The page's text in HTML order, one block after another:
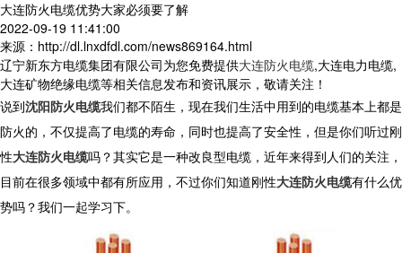
大连防火电缆优势大家必须要了解
2022-09-19 11:41:00
来源：http://dl.lnxdfdl.com/news869164.html
辽宁新东方电缆集团有限公司为您免费提供大连防火电缆,大连电力电缆,
大连矿物绝缘电缆等相关信息发布和资讯展示，敬请关注！
说到沈阳防火电缆我们都不陌生，现在我们生活中用到的电缆基本上都是
防火的，不仅提高了电缆的寿命，同时也提高了安全性，但是你们听过刚
性大连防火电缆吗？其实它是一种改良型电缆，近年来得到人们的关注，
目前在很多领域中都有所应用，不过你们知道刚性大连防火电缆有什么优
势吗？我们一起学习下。